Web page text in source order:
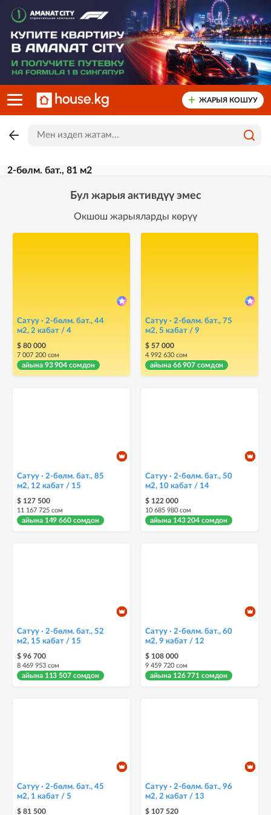
ЖАРЫЯ КОШУУ
2-бөлм. бат., 81 м2
Бул жарыя активдүү эмес
Окшош жарыяларды көрүү
Сатуу · 2-бөлм. бат., 44
м2, 2 кабат / 4
$ 80 000
7 007 200 сом
айына 93 904 сомдон
Сатуу · 2-бөлм. бат., 75
м2, 5 кабат / 9
$ 57 000
4 992 630 сом
айына 66 907 сомдон
Сатуу · 2-бөлм. бат., 85
м2, 12 кабат / 15
$ 127 500
11 167 725 сом
айына 149 660 сомдон
Сатуу · 2-бөлм. бат., 50
м2, 10 кабат / 14
$ 122 000
10 685 980 сом
айына 143 204 сомдон
Сатуу · 2-бөлм. бат., 52
м2, 15 кабат / 15
$ 96 700
8 469 953 сом
айына 113 507 сомдон
Сатуу · 2-бөлм. бат., 60
м2, 9 кабат / 12
$ 108 000
9 459 720 сом
айына 126 771 сомдон
Сатуу · 2-бөлм. бат., 45
м2, 1 кабат / 5
$ 81 500
Сатуу · 2-бөлм. бат., 96
м2, 2 кабат / 13
$ 107 520